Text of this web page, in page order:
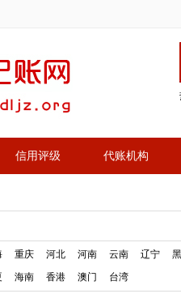
信用评级 代账机构
重庆 河北 河南 云南 辽宁
海南 香港 澳门 台湾